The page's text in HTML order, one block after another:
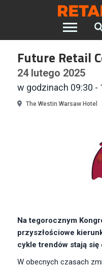
Znajdź pracę
Szukaj oferty pracy:
Chcesz być na bieżąco z
Future Retail
24 lutego 2025
w godzinach 09:30 -
The Westin Warsaw Hotel
Na tegorocznym
przyszłościowe
cykle trendów stają
W obecnych czasach